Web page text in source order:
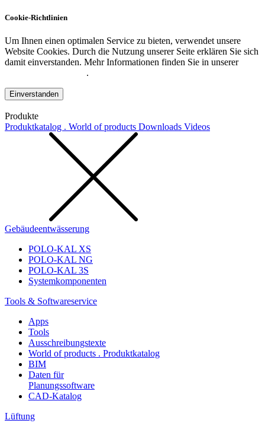
Cookie-Richtlinien
Um Ihnen einen optimalen Service zu bieten, verwendet unsere
Website Cookies. Durch die Nutzung unserer Seite erklären Sie sich
damit einverstanden. Mehr Informationen finden Sie in unserer
.
Einverstanden
Produkte
Produktkatalog . World of products Downloads Videos
Gebäudeentwässerung
POLO-KAL XS
POLO-KAL NG
POLO-KAL 3S
Systemkomponenten
Tools & Softwareservice
Apps
Tools
Ausschreibungstexte
World of products . Produktkatalog
BIM
Daten für
Planungssoftware
CAD-Katalog
Lüftung